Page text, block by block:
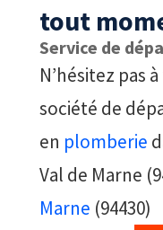
tout
Service de
N’hésitez pas
société de
en plomberie
Val de Marne
Marne (94430)